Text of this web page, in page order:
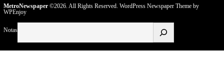
MetroNewspaper©2026. All Rights Reserved. WordPress Newspaper Themeby
WPEnjoy
Notas